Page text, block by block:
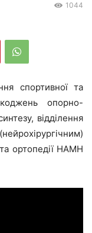
1044
спортивної та
опорно-
відділення
ортопедії НАМН